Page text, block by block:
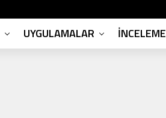
UYGULAMALAR İNCELEME